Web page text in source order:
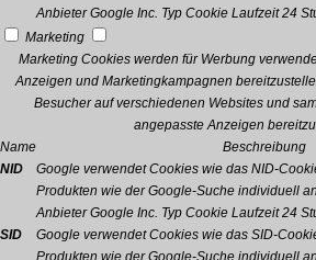
Anbieter Google Inc. Typ Cookie Laufzeit 24
Marketing
Marketing Cookies werden für Werbung
Anzeigen und Marketingkampagnen
Besucher auf verschiedenen Websites und
angepasste Anzeigen
Name
Beschreibung
NID
Google verwendet Cookies wie das NID-
Produkten wie der Google-Suche individuell
Anbieter Google Inc. Typ Cookie Laufzeit 24
SID
Google verwendet Cookies wie das SID-
Produkten wie der Google-Suche individuell